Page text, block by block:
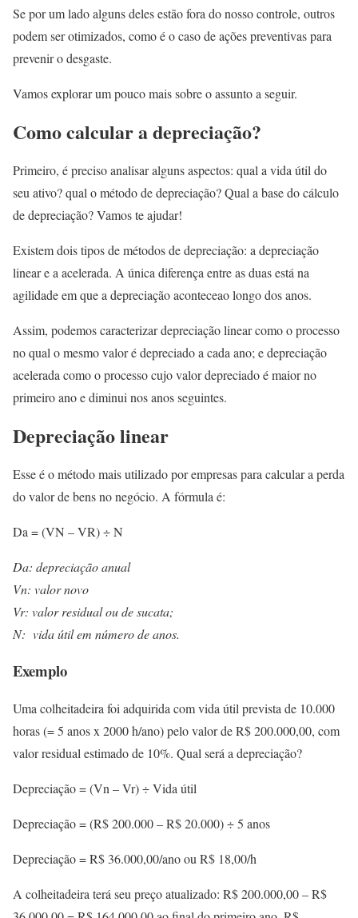
Se por um lado alguns deles estão fora do nosso controle, outros
podem ser otimizados, como é o caso de ações preventivas para
prevenir o desgaste.
Vamos explorar um pouco mais sobre o assunto a seguir.
Como calcular a depreciação?
Primeiro, é preciso analisar alguns aspectos: qual a vida útil do
seu ativo? qual o método de depreciação? Qual a base do cálculo
de depreciação? Vamos te ajudar!
Existem dois tipos de métodos de depreciação: a depreciação
linear e a acelerada. A única diferença entre as duas está na
agilidade em que a depreciação aconteceao longo dos anos.
Assim, podemos caracterizar depreciação linear como o processo
no qual o mesmo valor é depreciado a cada ano; e depreciação
acelerada como o processo cujo valor depreciado é maior no
primeiro ano e diminui nos anos seguintes.
Depreciação linear
Esse é o método mais utilizado por empresas para calcular a perda
do valor de bens no negócio. A fórmula é:
Da = (VN – VR) ÷ N
Da: depreciação anual
Vn: valor novo
Vr: valor residual ou de sucata;
N: vida útil em número de anos.
Exemplo
Uma colheitadeira foi adquirida com vida útil prevista de 10.000
horas (= 5 anos x 2000 h/ano) pelo valor de R$ 200.000,00, com
valor residual estimado de 10%. Qual será a depreciação?
Depreciação = (Vn – Vr) ÷ Vida útil
Depreciação = (R$ 200.000 – R$ 20.000) ÷ 5 anos
Depreciação = R$ 36.000,00/ano ou R$ 18,00/h
A colheitadeira terá seu preço atualizado: R$ 200.000,00 – R$